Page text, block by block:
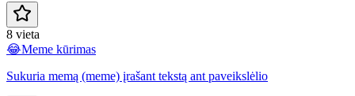
8 vieta
😂Meme kūrimas
Sukuria memą (meme) įrašant tekstą ant paveikslėlio